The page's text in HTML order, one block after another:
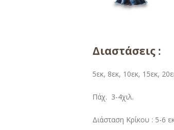
Διαστάσεις :
5εκ, 8εκ, 10εκ, 15εκ,
Πάχ. 3-4χιλ.
Διάσταση Κρίκου : 5-6